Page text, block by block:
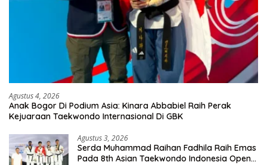
Agustus 4, 2026
Anak Bogor Di Podium Asia: Kinara Abbabiel Raih Perak
Kejuaraan Taekwondo Internasional Di GBK
Agustus 3, 2026
Serda Muhammad Raihan Fadhila Raih Emas
Pada 8th Asian Taekwondo Indonesia Open